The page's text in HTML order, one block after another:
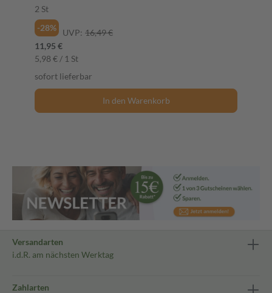
2 St
-28%
UVP: 16,49 €
11,95 €
5,98 € / 1 St
sofort lieferbar
In den Warenkorb
Versandarten
i.d.R. am nächsten Werktag
Zahlarten